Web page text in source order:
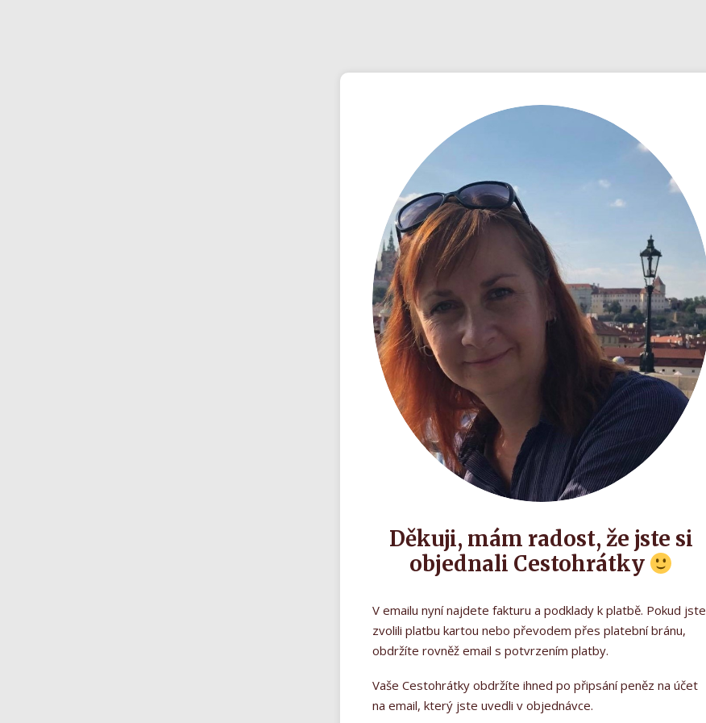
Děkuji, mám radost, že jste si
objednali Cestohrátky
V emailu nyní najdete fakturu a podklady k platbě. Pokud jste
zvolili platbu kartou nebo převodem přes platební bránu,
obdržíte rovněž email s potvrzením platby.
Vaše Cestohrátky obdržíte ihned po připsání peněz na účet
na email, který jste uvedli v objednávce.